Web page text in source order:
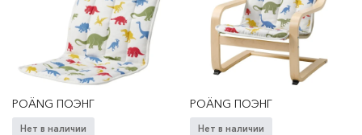
POÄNG ПОЭНГ
Нет в наличии
POÄNG ПОЭНГ
Нет в наличии